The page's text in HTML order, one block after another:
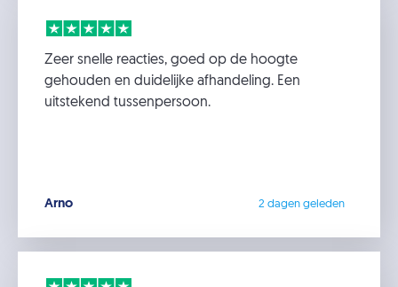
Zeer snelle reacties, goed op de hoogte
gehouden en duidelijke afhandeling. Een
uitstekend tussenpersoon.
Arno 2 dagen geleden